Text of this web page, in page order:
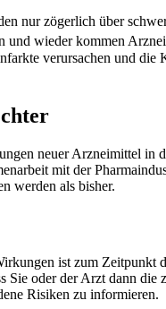
nur zögerlich über
und wieder kommen
verursachen und
neuer Arzneimittel in
mit der
werden als bisher.
ist zum Zeitpunkt
Sie oder der Arzt dann
Risiken zu informieren.